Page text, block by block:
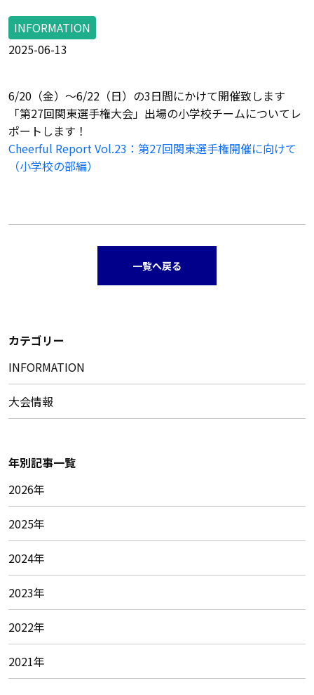
INFORMATION
2025-06-13
6/20（金）～6/22（日）の3日間にかけて開催致します
「第27回関東選手権大会」出場の小学校チームについてレ
ポートします！
Cheerful Report Vol.23：第27回関東選手権開催に向けて
（小学校の部編）
一覧へ戻る
カテゴリー
INFORMATION
大会情報
年別記事一覧
2026年
2025年
2024年
2023年
2022年
2021年